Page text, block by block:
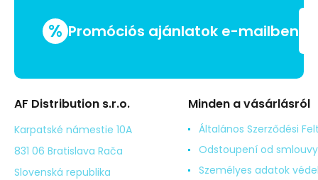
% Promóciós ajánlatok e-mailben
AF Distribution s.r.o.
Karpatské námestie 10A
831 06 Bratislava Rača
Slovenská republika
Minden a vásárlásról
Általános Szerződési
Odstoupení od smlouvy
Személyes adatok